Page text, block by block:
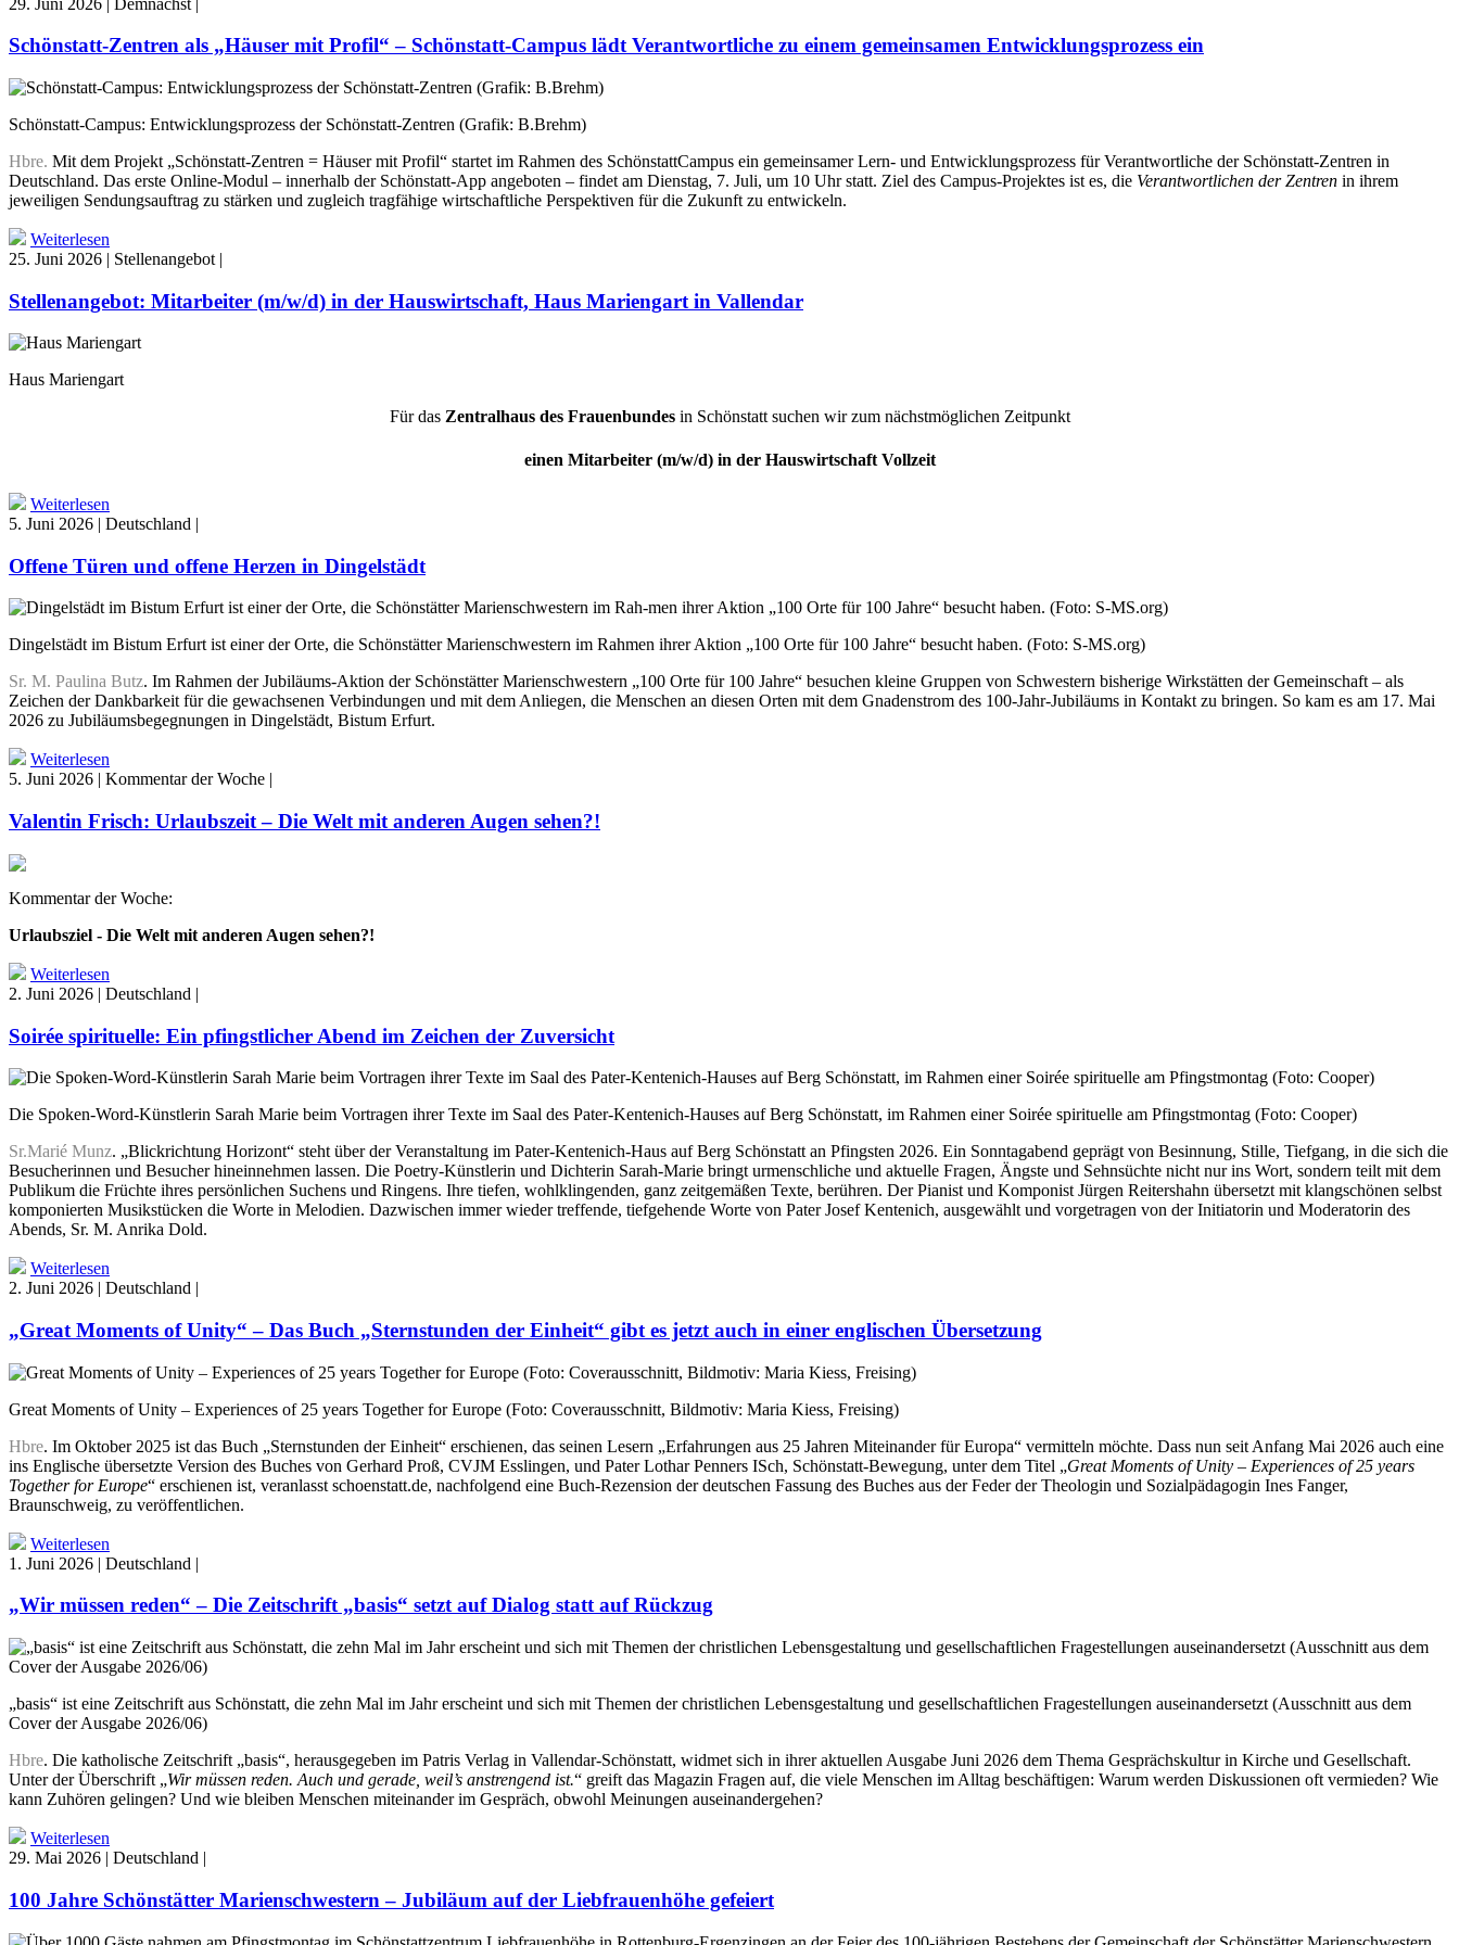
Schönstatt-Zentren als „Häuser mit Profil“ – Schönstatt-Campus lädt Verantwortliche zu einem gemeinsamen Entwicklungsprozess ein
Schönstatt-Campus: Entwicklungsprozess der Schönstatt-Zentren (Grafik: B.Brehm)
Hbre. Mit dem Projekt „Schönstatt-Zentren = Häuser mit Profil“ startet im Rahmen des SchönstattCampus ein gemeinsamer Lern- und Entwicklungsprozess für Verantwortliche der Schönstatt-Zentren in
Deutschland. Das erste Online-Modul – innerhalb der Schönstatt-App angeboten – findet am Dienstag, 7. Juli, um 10 Uhr statt. Ziel des Campus-Projektes ist es, die Verantwortlichen der Zentren in ihrem
jeweiligen Sendungsauftrag zu stärken und zugleich tragfähige wirtschaftliche Perspektiven für die Zukunft zu entwickeln.
Weiterlesen
25. Juni 2026 | Stellenangebot |
Stellenangebot: Mitarbeiter (m/w/d) in der Hauswirtschaft, Haus Mariengart in Vallendar
Haus Mariengart
Für das Zentralhaus des Frauenbundesin Schönstatt suchen wir zum nächstmöglichen Zeitpunkt
einen Mitarbeiter (m/w/d) in der Hauswirtschaft Vollzeit
Weiterlesen
5. Juni 2026 | Deutschland |
Offene Türen und offene Herzen in Dingelstädt
Dingelstädt im Bistum Erfurt ist einer der Orte, die Schönstätter Marienschwestern im Rahmen ihrer Aktion „100 Orte für 100 Jahre“ besucht haben. (Foto: S-MS.org)
Sr. M. Paulina Butz. Im Rahmen der Jubiläums-Aktion der Schönstätter Marienschwestern „100 Orte für 100 Jahre“ besuchen kleine Gruppen von Schwestern bisherige Wirkstätten der Gemeinschaft – als
Zeichen der Dankbarkeit für die gewachsenen Verbindungen und mit dem Anliegen, die Menschen an diesen Orten mit dem Gnadenstrom des 100-Jahr-Jubiläums in Kontakt zu bringen. So kam es am 17. Mai
2026 zu Jubiläumsbegegnungen in Dingelstädt, Bistum Erfurt.
Weiterlesen
5. Juni 2026 | Kommentar der Woche |
Valentin Frisch: Urlaubszeit – Die Welt mit anderen Augen sehen?!
Kommentar der Woche:
Urlaubsziel - Die Welt mit anderen Augen sehen?!
Weiterlesen
2. Juni 2026 | Deutschland |
Soirée spirituelle: Ein pfingstlicher Abend im Zeichen der Zuversicht
Die Spoken-Word-Künstlerin Sarah Marie beim Vortragen ihrer Texte im Saal des Pater-Kentenich-Hauses auf Berg Schönstatt, im Rahmen einer Soirée spirituelle am Pfingstmontag (Foto: Cooper)
Sr.Marié Munz. „Blickrichtung Horizont“ steht über der Veranstaltung im Pater-Kentenich-Haus auf Berg Schönstatt an Pfingsten 2026. Ein Sonntagabend geprägt von Besinnung, Stille, Tiefgang, in die sich die
Besucherinnen und Besucher hineinnehmen lassen. Die Poetry-Künstlerin und Dichterin Sarah-Marie bringt urmenschliche und aktuelle Fragen, Ängste und Sehnsüchte nicht nur ins Wort, sondern teilt mit dem
Publikum die Früchte ihres persönlichen Suchens und Ringens. Ihre tiefen, wohlklingenden, ganz zeitgemäßen Texte, berühren. Der Pianist und Komponist Jürgen Reitershahn übersetzt mit klangschönen selbst
komponierten Musikstücken die Worte in Melodien. Dazwischen immer wieder treffende, tiefgehende Worte von Pater Josef Kentenich, ausgewählt und vorgetragen von der Initiatorin und Moderatorin des
Abends, Sr. M. Anrika Dold.
Weiterlesen
2. Juni 2026 | Deutschland |
„Great Moments of Unity“ – Das Buch „Sternstunden der Einheit“ gibt es jetzt auch in einer englischen Übersetzung
Great Moments of Unity – Experiences of 25 years Together for Europe (Foto: Coverausschnitt, Bildmotiv: Maria Kiess, Freising)
Hbre. Im Oktober 2025 ist das Buch „Sternstunden der Einheit“ erschienen, das seinen Lesern „Erfahrungen aus 25 Jahren Miteinander für Europa“ vermitteln möchte. Dass nun seit Anfang Mai 2026 auch eine
ins Englische übersetzte Version des Buches von Gerhard Proß, CVJM Esslingen, und Pater Lothar Penners ISch, Schönstatt-Bewegung, unter dem Titel „Great Moments of Unity – Experiences of 25 years
Together for Europe“ erschienen ist, veranlasst schoenstatt.de, nachfolgend eine Buch-Rezension der deutschen Fassung des Buches aus der Feder der Theologin und Sozialpädagogin Ines Fanger,
Braunschweig, zu veröffentlichen.
Weiterlesen
1. Juni 2026 | Deutschland |
„Wir müssen reden“ – Die Zeitschrift „basis“ setzt auf Dialog statt auf Rückzug
„basis“ ist eine Zeitschrift aus Schönstatt, die zehn Mal im Jahr erscheint und sich mit Themen der christlichen Lebensgestaltung und gesellschaftlichen Fragestellungen auseinandersetzt (Ausschnitt aus dem
Cover der Ausgabe 2026/06)
Hbre. Die katholische Zeitschrift „basis“, herausgegeben im Patris Verlag in Vallendar-Schönstatt, widmet sich in ihrer aktuellen Ausgabe Juni 2026 dem Thema Gesprächskultur in Kirche und Gesellschaft.
Unter der Überschrift „Wir müssen reden. Auch und gerade, weil’s anstrengend ist.“ greift das Magazin Fragen auf, die viele Menschen im Alltag beschäftigen: Warum werden Diskussionen oft vermieden? Wie
kann Zuhören gelingen? Und wie bleiben Menschen miteinander im Gespräch, obwohl Meinungen auseinandergehen?
Weiterlesen
29. Mai 2026 | Deutschland |
100 Jahre Schönstätter Marienschwestern – Jubiläum auf der Liebfrauenhöhe gefeiert